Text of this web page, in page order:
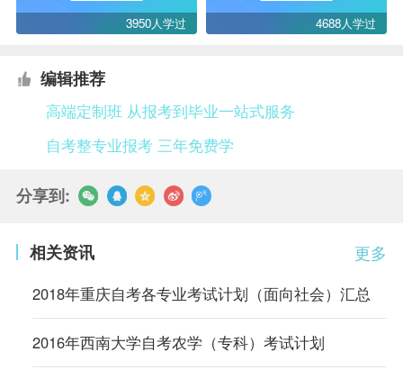
3950人学过 4688人学过
编辑推荐
高端定制班 从报考到毕业一站式服务
自考整专业报考 三年免费学
分享到:
更多
相关资讯
2018年重庆自考各专业考试计划（面向社会）汇总
2016年西南大学自考农学（专科）考试计划